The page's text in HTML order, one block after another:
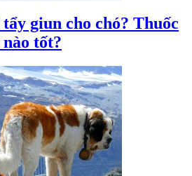
giun cho chó? Thuốc
tốt?